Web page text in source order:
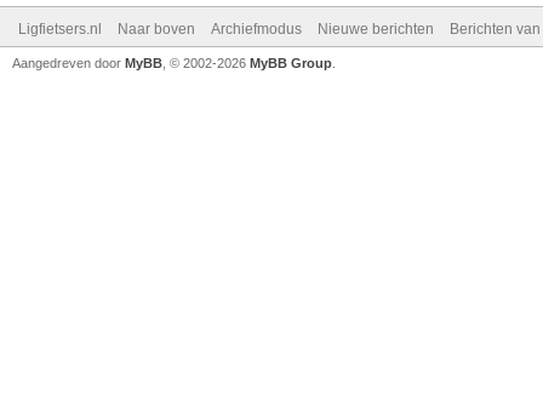
Ligfietsers.nl Naar boven Archiefmodus Nieuwe berichten Berichten
Aangedreven door MyBB , © 2002-2026 MyBB Group